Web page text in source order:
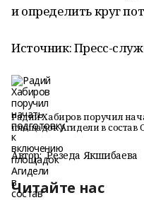
и определить круг
Источник: Пресс-
Радий Хабиров поручил
площадок Агидели в состав
Автор: Резеда Якшибаева
Читайте нас